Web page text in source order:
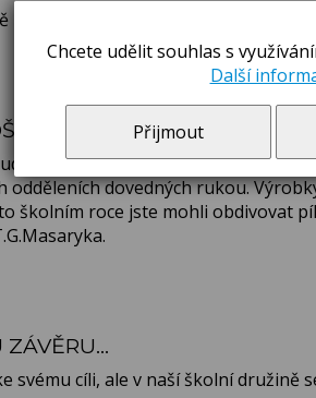
ŽÁKY
tak moudří jako naše sovy.
dovedných rukou.
školním roce jste mohli obdivovat
svému cíli, ale v naší školní družině
Chcete udělit souhlas s
Další
Přijmout